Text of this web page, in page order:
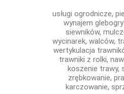
usługi ogrodnicze,
wynajem
siewników,
wycinarek, walców,
wertykulacja
trawniki z rolki,
koszenie trawy,
zrębkowanie,
karczowanie,